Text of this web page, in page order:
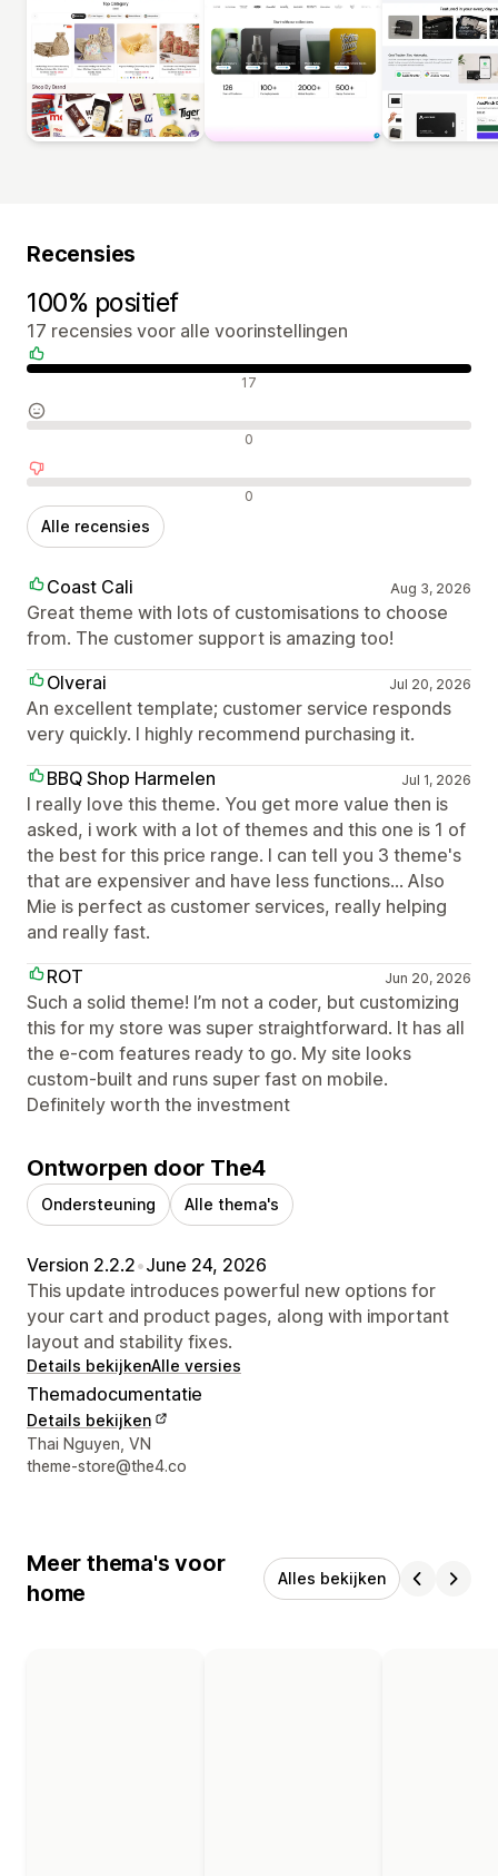
Recensies
100% positief
17 recensies voor alle voorinstellingen
Positieve recensies 17
Neutrale recensies 0
Negatieve recensies 0
Alle recensies
Coast Cali Aug 3, 2026
Great theme with lots of customisations to choose
from. The customer support is amazing too!
Olverai
Jul 20, 2026
An excellent template; customer service responds
very quickly. I highly recommend purchasing it.
BBQ Shop Harmelen
Jul 1, 2026
I really love this theme. You get more value then is
asked, i work with a lot of themes and this one is 1 of
the best for this price range. I can tell you 3 theme's
that are expensiver and have less functions... Also
Mie is perfect as customer services, really helping
and really fast.
ROT
Jun 20, 2026
Such a solid theme! I’m not a coder, but customizing
this for my store was super straightforward. It has all
the e-com features ready to go. My site looks
custom-built and runs super fast on mobile.
Definitely worth the investment
Ontworpen door The4
Ondersteuning Alle thema's
Version 2.2.2•June 24, 2026
This update introduces powerful new options for
your cart and product pages, along with important
layout and stability fixes.
Details bekijkenAlle versies
Themadocumentatie
Details bekijken
Contactgegevens ontwerper
Thai Nguyen, VN
theme-store@the4.co
Meer thema's voor
home
Alles bekijken